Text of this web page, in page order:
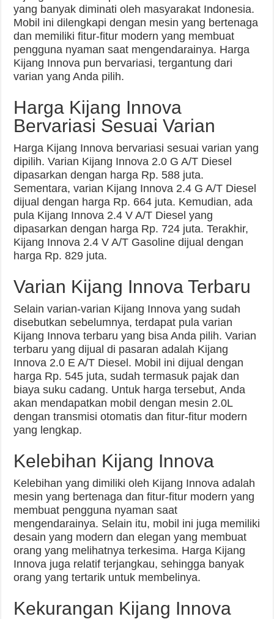
yang banyak diminati oleh masyarakat Indonesia.
Mobil ini dilengkapi dengan mesin yang bertenaga
dan memiliki fitur-fitur modern yang membuat
pengguna nyaman saat mengendarainya. Harga
Kijang Innova pun bervariasi, tergantung dari
varian yang Anda pilih.
Harga Kijang Innova
Bervariasi Sesuai Varian
Harga Kijang Innova bervariasi sesuai varian yang
dipilih. Varian Kijang Innova 2.0 G A/T Diesel
dipasarkan dengan harga Rp. 588 juta.
Sementara, varian Kijang Innova 2.4 G A/T Diesel
dijual dengan harga Rp. 664 juta. Kemudian, ada
pula Kijang Innova 2.4 V A/T Diesel yang
dipasarkan dengan harga Rp. 724 juta. Terakhir,
Kijang Innova 2.4 V A/T Gasoline dijual dengan
harga Rp. 829 juta.
Varian Kijang Innova Terbaru
Selain varian-varian Kijang Innova yang sudah
disebutkan sebelumnya, terdapat pula varian
Kijang Innova terbaru yang bisa Anda pilih. Varian
terbaru yang dijual di pasaran adalah Kijang
Innova 2.0 E A/T Diesel. Mobil ini dijual dengan
harga Rp. 545 juta, sudah termasuk pajak dan
biaya suku cadang. Untuk harga tersebut, Anda
akan mendapatkan mobil dengan mesin 2.0L
dengan transmisi otomatis dan fitur-fitur modern
yang lengkap.
Kelebihan Kijang Innova
Kelebihan yang dimiliki oleh Kijang Innova adalah
mesin yang bertenaga dan fitur-fitur modern yang
membuat pengguna nyaman saat
mengendarainya. Selain itu, mobil ini juga memiliki
desain yang modern dan elegan yang membuat
orang yang melihatnya terkesima. Harga Kijang
Innova juga relatif terjangkau, sehingga banyak
orang yang tertarik untuk membelinya.
Kekurangan Kijang Innova